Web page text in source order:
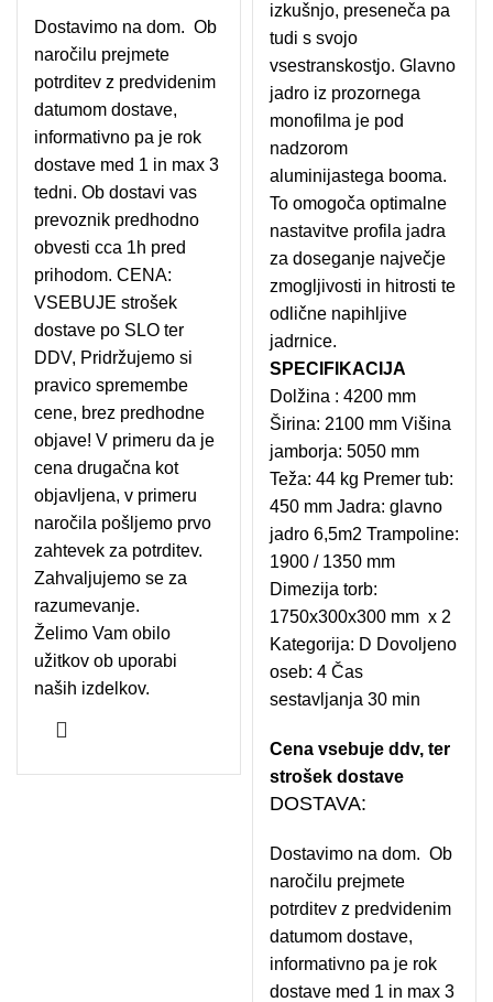
Dostavimo na dom. Ob
naročilu prejmete
potrditev z predvidenim
datumom dostave,
informativno pa je rok
dostave med 1 in max 3
tedni. Ob dostavi vas
prevoznik predhodno
obvesti cca 1h pred
prihodom. CENA:
VSEBUJE strošek
dostave po SLO ter
DDV, Pridržujemo si
pravico spremembe
cene, brez predhodne
objave! V primeru da je
cena drugačna kot
objavljena, v primeru
naročila pošljemo prvo
zahtevek za potrditev.
Zahvaljujemo se za
razumevanje.
Želimo Vam obilo
užitkov ob uporabi
naših izdelkov.
izkušnjo, preseneča pa
tudi s svojo
vsestranskostjo. Glavno
jadro iz prozornega
monofilma je pod
nadzorom
aluminijastega booma.
To omogoča optimalne
nastavitve profila jadra
za doseganje največje
zmogljivosti in hitrosti te
odlične napihljive
jadrnice.
SPECIFIKACIJA
Dolžina : 4200 mm
Širina: 2100 mm Višina
jamborja: 5050 mm
Teža: 44 kg Premer tub:
450 mm Jadra: glavno
jadro 6,5m2 Trampoline:
1900 / 1350 mm
Dimezija torb:
1750x300x300 mm x 2
Kategorija: D Dovoljeno
oseb: 4 Čas
sestavljanja 30 min
Cena vsebuje ddv, ter
strošek dostave
DOSTAVA:
Dostavimo na dom. Ob
naročilu prejmete
potrditev z predvidenim
datumom dostave,
informativno pa je rok
dostave med 1 in max 3